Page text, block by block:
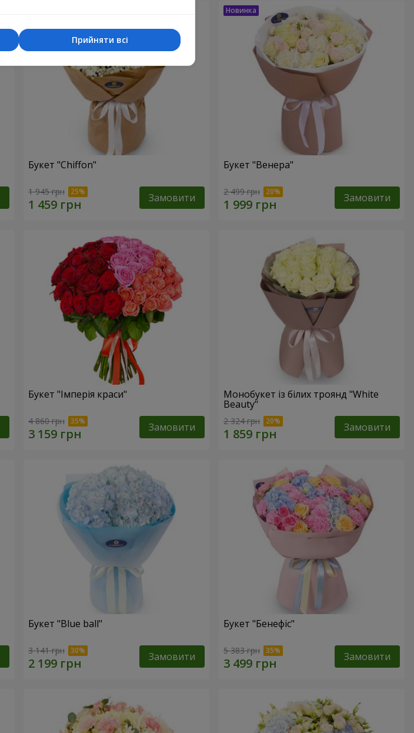
Букет "Chiffon"
1 945 грн Замовити
Букет "Венера"
2 499 грн Замовити
Букет "Імперія краси"
4 860 грн Замовити
Монобукет із білих троянд "White
Beauty"
2 324 грн Замовити
Букет "Blue ball"
3 141 грн Замовити
Букет "Бенефіс"
5 383 грн Замовити
Прийняти всі